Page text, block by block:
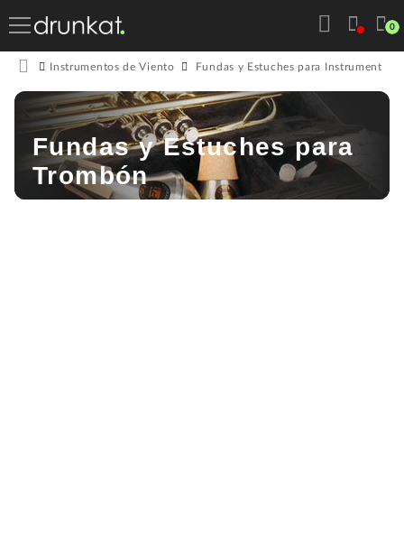
0
Instrumentos de Viento Fundas y Estuches para Instrumentos
Fundas y Estuches para
Trombón